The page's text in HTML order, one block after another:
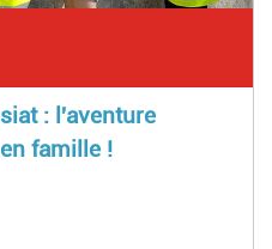
: l'aventure
famille !